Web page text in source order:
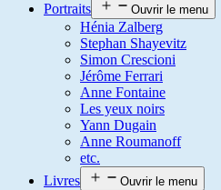
Portraits
Ouvrir le menu
Hénia Zalberg
Stephan Shayevitz
Simon Crescioni
Jérôme Ferrari
Anne Fontaine
Les yeux noirs
Yann Dugain
Anne Roumanoff
etc.
Livres
Ouvrir le menu